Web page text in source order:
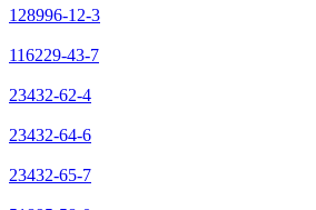
128996-12-3
116229-43-7
23432-62-4
23432-64-6
23432-65-7